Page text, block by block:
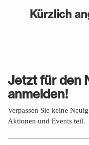
Kürzlich
Jetzt für den
anmelden!
Verpassen Sie keine
Aktionen und Events teil.